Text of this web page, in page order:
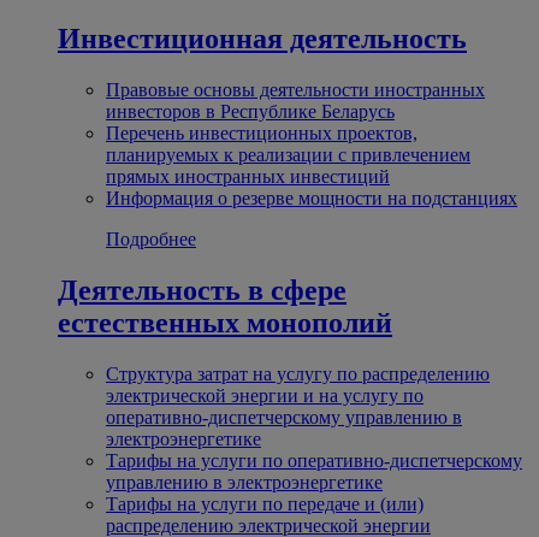
Инвестиционная деятельность
Правовые основы деятельности иностранных
инвесторов в Республике Беларусь
Перечень инвестиционных проектов,
планируемых к реализации с привлечением
прямых иностранных инвестиций
Информация о резерве мощности на подстанциях
Подробнее
Деятельность в сфере
естественных монополий
Структура затрат на услугу по распределению
электрической энергии и на услугу по
оперативно-диспетчерскому управлению в
электроэнергетике
Тарифы на услуги по оперативно-диспетчерскому
управлению в электроэнергетике
Тарифы на услуги по передаче и (или)
распределению электрической энергии